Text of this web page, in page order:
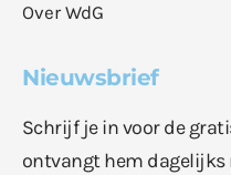
Over WdG
Nieuwsbrief
Schrijf je in voor de
ontvangt hem